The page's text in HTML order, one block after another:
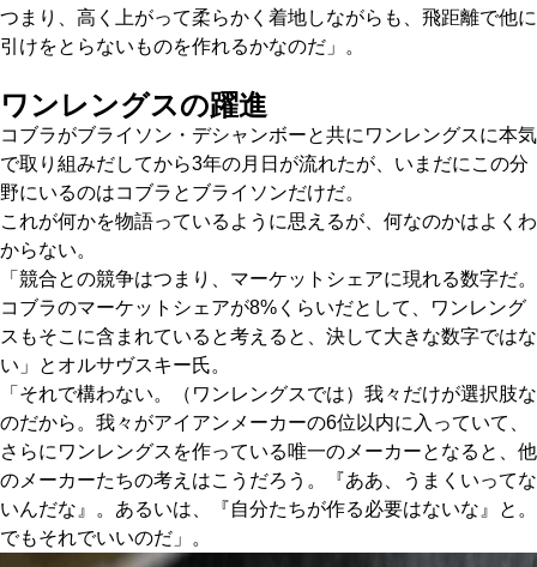
つまり、高く上がって柔らかく着地しながらも、飛距離で他に
引けをとらないものを作れるかなのだ」。
ワンレングスの躍進
コブラがブライソン・デシャンボーと共にワンレングスに本気
で取り組みだしてから3年の月日が流れたが、いまだにこの分
野にいるのはコブラとブライソンだけだ。
これが何かを物語っているように思えるが、何なのかはよくわ
からない。
「競合との競争はつまり、マーケットシェアに現れる数字だ。
コブラのマーケットシェアが8%くらいだとして、ワンレング
スもそこに含まれていると考えると、決して大きな数字ではな
い」とオルサヴスキー氏。
「それで構わない。（ワンレングスでは）我々だけが選択肢な
のだから。我々がアイアンメーカーの6位以内に入っていて、
さらにワンレングスを作っている唯一のメーカーとなると、他
のメーカーたちの考えはこうだろう。『ああ、うまくいってな
いんだな』。あるいは、『自分たちが作る必要はないな』と。
でもそれでいいのだ」。